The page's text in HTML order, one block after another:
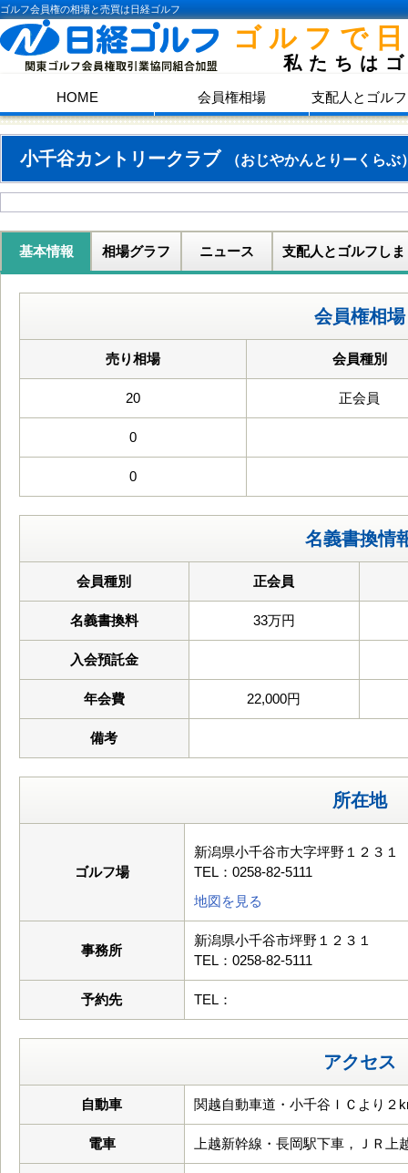
ゴルフ会員権の相場と売買は日経ゴルフ
ゴルフで
私たちは
HOME 会員権相場 支配人とゴル
小千谷カントリークラブ （おじやかんとりーくらぶ
基本情報 相場グラフ ニュース 支配人とゴルフしま
会員権相場
売り相場 会員種別
20 正会員
0
0
名義書換情
会員種別 正会員
名義書換料 33万円
入会預託金
年会費 22,000円
備考
所在地
ゴルフ場
新潟県小千谷市大字坪野１２３１
TEL：0258-82-5111
地図を見る
事務所
新潟県小千谷市坪野１２３１
TEL：0258-82-5111
予約先 TEL：
アクセス
自動車 関越自動車道・小千谷ＩＣより２
電車 上越新幹線・長岡駅下車，ＪＲ上